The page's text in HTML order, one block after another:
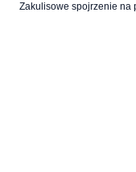
Zakulisowe spojrzenie na